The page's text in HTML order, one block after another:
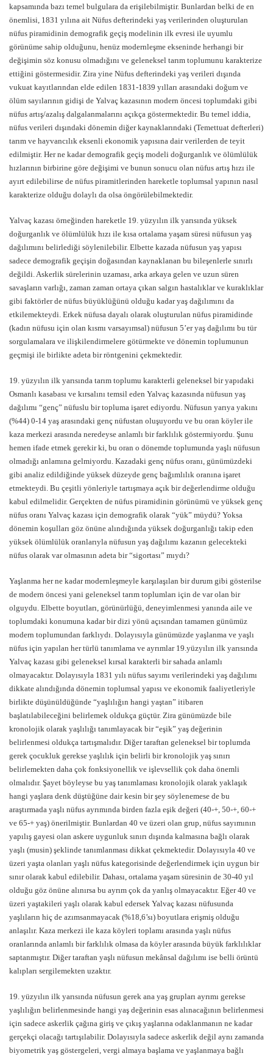
kapsamında bazı temel bulgulara da erişilebilmiştir. Bunlardan belki de en
önemlisi, 1831 yılına ait Nüfus defterindeki yaş verilerinden oluşturulan
nüfus piramidinin demografik geçiş modelinin ilk evresi ile uyumlu
görünüme sahip olduğunu, henüz modernleşme ekseninde herhangi bir
değişimin söz konusu olmadığını ve geleneksel tarım toplumunu karakterize
ettiğini göstermesidir. Zira yine Nüfus defterindeki yaş verileri dışında
vukuat kayıtlarından elde edilen 1831-1839 yılları arasındaki doğum ve
ölüm sayılarının gidişi de Yalvaç kazasının modern öncesi toplumdaki gibi
nüfus artış/azalış dalgalanmalarını açıkça göstermektedir. Bu temel iddia,
nüfus verileri dışındaki dönemin diğer kaynaklarındaki (Temettuat defterleri)
tarım ve hayvancılık eksenli ekonomik yapısına dair verilerden de teyit
edilmiştir. Her ne kadar demografik geçiş modeli doğurganlık ve ölümlülük
hızlarının birbirine göre değişimi ve bunun sonucu olan nüfus artış hızı ile
ayırt edilebilirse de nüfus piramitlerinden hareketle toplumsal yapının nasıl
karakterize olduğu dolaylı da olsa öngörülebilmektedir.
Yalvaç kazası örneğinden hareketle 19. yüzyılın ilk yarısında yüksek
doğurganlık ve ölümlülük hızı ile kısa ortalama yaşam süresi nüfusun yaş
dağılımını belirlediği söylenilebilir. Elbette kazada nüfusun yaş yapısı
sadece demografik geçişin doğasından kaynaklanan bu bileşenlerle sınırlı
değildi. Askerlik sürelerinin uzaması, arka arkaya gelen ve uzun süren
savaşların varlığı, zaman zaman ortaya çıkan salgın hastalıklar ve kuraklıklar
gibi faktörler de nüfus büyüklüğünü olduğu kadar yaş dağılımını da
etkilemekteydi. Erkek nüfusa dayalı olarak oluşturulan nüfus piramidinde
(kadın nüfusu için olan kısmı varsayımsal) nüfusun 5’er yaş dağılımı bu tür
sorgulamalara ve ilişkilendirmelere götürmekte ve dönemin toplumunun
geçmişi ile birlikte adeta bir röntgenini çekmektedir.
19. yüzyılın ilk yarısında tarım toplumu karakterli geleneksel bir yapıdaki
Osmanlı kasabası ve kırsalını temsil eden Yalvaç kazasında nüfusun yaş
dağılımı “genç” nüfuslu bir topluma işaret ediyordu. Nüfusun yarıya yakını
(%44) 0-14 yaş arasındaki genç nüfustan oluşuyordu ve bu oran köyler ile
kaza merkezi arasında neredeyse anlamlı bir farklılık göstermiyordu. Şunu
hemen ifade etmek gerekir ki, bu oran o dönemde toplumunda yaşlı nüfusun
olmadığı anlamına gelmiyordu. Kazadaki genç nüfus oranı, günümüzdeki
gibi analiz edildiğinde yüksek düzeyde genç bağımlılık oranına işaret
etmekteydi. Bu çeşitli yönleriyle tartışmaya açık bir değerlendirme olduğu
kabul edilmelidir. Gerçekten de nüfus piramidinin görünümü ve yüksek genç
nüfus oranı Yalvaç kazası için demografik olarak “yük” müydü? Yoksa
dönemin koşulları göz önüne alındığında yüksek doğurganlığı takip eden
yüksek ölümlülük oranlarıyla nüfusun yaş dağılımı kazanın gelecekteki
nüfus olarak var olmasının adeta bir “sigortası” mıydı?
Yaşlanma her ne kadar modernleşmeyle karşılaşılan bir durum gibi gösterilse
de modern öncesi yani geleneksel tarım toplumları için de var olan bir
olguydu. Elbette boyutları, görünürlüğü, deneyimlenmesi yanında aile ve
toplumdaki konumuna kadar bir dizi yönü açısından tamamen günümüz
modern toplumundan farklıydı. Dolayısıyla günümüzde yaşlanma ve yaşlı
nüfus için yapılan her türlü tanımlama ve ayrımlar 19.yüzyılın ilk yarısında
Yalvaç kazası gibi geleneksel kırsal karakterli bir sahada anlamlı
olmayacaktır. Dolayısıyla 1831 yılı nüfus sayımı verilerindeki yaş dağılımı
dikkate alındığında dönemin toplumsal yapısı ve ekonomik faaliyetleriyle
birlikte düşünüldüğünde “yaşlılığın hangi yaştan” itibaren
başlatılabileceğini belirlemek oldukça güçtür. Zira günümüzde bile
kronolojik olarak yaşlılığı tanımlayacak bir “eşik” yaş değerinin
belirlenmesi oldukça tartışmalıdır. Diğer taraftan geleneksel bir toplumda
gerek çocukluk gerekse yaşlılık için belirli bir kronolojik yaş sınırı
belirlemekten daha çok fonksiyonellik ve işlevsellik çok daha önemli
olmalıdır. Şayet böyleyse bu yaş tanımlaması kronolojik olarak yaklaşık
hangi yaşlara denk düştüğüne dair kesin bir şey söylenemese de bu
araştırmada yaşlı nüfus ayrımında birden fazla eşik değeri (40-+, 50-+, 60-+
ve 65-+ yaş) önerilmiştir. Bunlardan 40 ve üzeri olan grup, nüfus sayımının
yapılış gayesi olan askere uygunluk sınırı dışında kalmasına bağlı olarak
yaşlı (musin) şeklinde tanımlanması dikkat çekmektedir. Dolayısıyla 40 ve
üzeri yaşta olanları yaşlı nüfus kategorisinde değerlendirmek için uygun bir
sınır olarak kabul edilebilir. Dahası, ortalama yaşam süresinin de 30-40 yıl
olduğu göz önüne alınırsa bu ayrım çok da yanlış olmayacaktır. Eğer 40 ve
üzeri yaştakileri yaşlı olarak kabul edersek Yalvaç kazası nüfusunda
yaşlıların hiç de azımsanmayacak (%18,6’sı) boyutlara erişmiş olduğu
anlaşılır. Kaza merkezi ile kaza köyleri toplamı arasında yaşlı nüfus
oranlarında anlamlı bir farklılık olmasa da köyler arasında büyük farklılıklar
saptanmıştır. Diğer taraftan yaşlı nüfusun mekânsal dağılımı ise belli örüntü
kalıpları sergilemekten uzaktır.
19. yüzyılın ilk yarısında nüfusun gerek ana yaş grupları ayrımı gerekse
yaşlılığın belirlenmesinde hangi yaş değerinin esas alınacağının belirlenmesi
için sadece askerlik çağına giriş ve çıkış yaşlarına odaklanmanın ne kadar
gerçekçi olacağı tartışılabilir. Dolayısıyla sadece askerlik değil aynı zamanda
biyometrik yaş göstergeleri, vergi almaya başlama ve yaşlanmaya bağlı